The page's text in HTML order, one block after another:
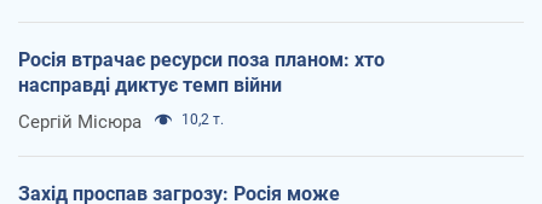
Росія втрачає ресурси поза планом: хто
насправді диктує темп війни
Сергій Місюра 10,2 т.
Захід проспав загрозу: Росія може